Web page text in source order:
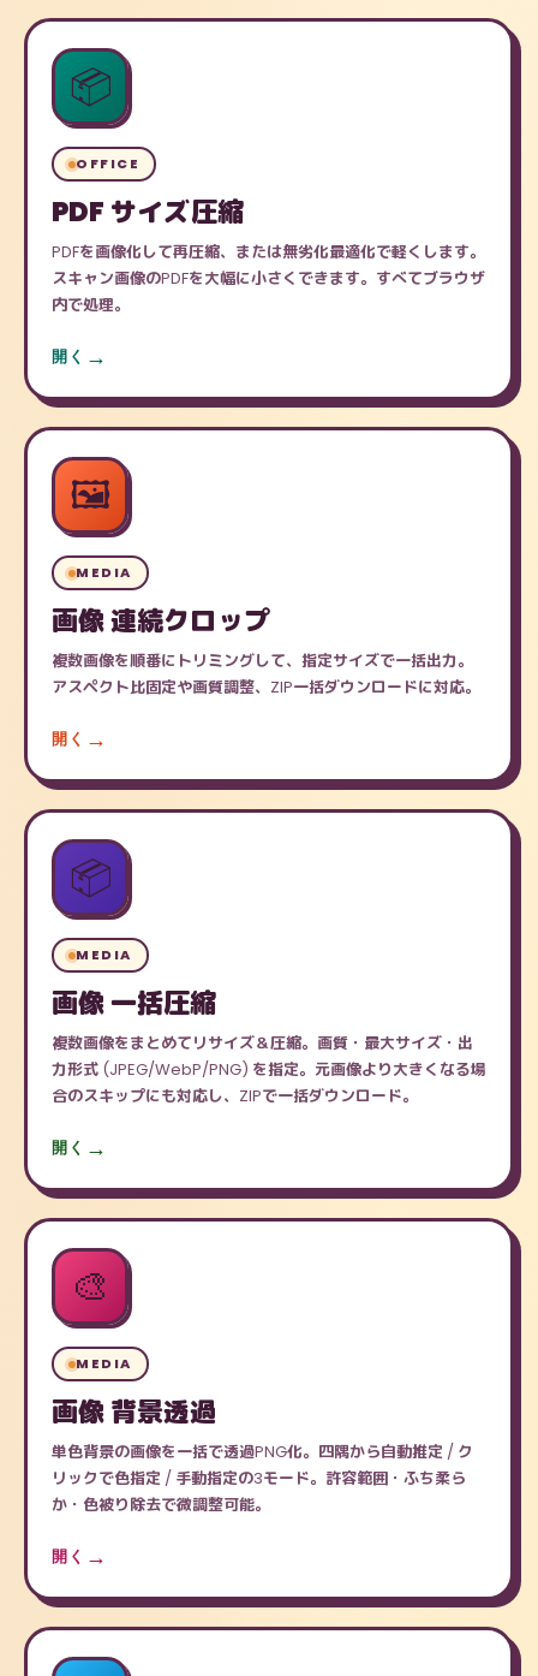
📦
OFFICE
PDF サイズ圧縮
PDFを画像化して再圧縮、または無劣化最適化で軽くします。
スキャン画像のPDFを大幅に小さくできます。すべてブラウザ
内で処理。
開く
🖼️
MEDIA
画像 連続クロップ
複数画像を順番にトリミングして、指定サイズで一括出力。
アスペクト比固定や画質調整、ZIP一括ダウンロードに対応。
開く
📦
MEDIA
画像 一括圧縮
複数画像をまとめてリサイズ＆圧縮。画質・最大サイズ・出
力形式 (JPEG/WebP/PNG) を指定。元画像より大きくなる場
合のスキップにも対応し、ZIPで一括ダウンロード。
開く
🎨
MEDIA
画像 背景透過
単色背景の画像を一括で透過PNG化。四隅から自動推定 / ク
リックで色指定 / 手動指定の3モード。許容範囲・ふち柔ら
か・色被り除去で微調整可能。
開く